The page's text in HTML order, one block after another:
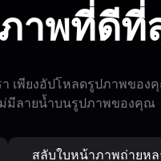
าพที่ดีที่
พียงอัปโหลดรูปภาพขอ
มีลายน้ำบนรูปภาพของคุณ
สลับใบหน้าภาพถ่ายห